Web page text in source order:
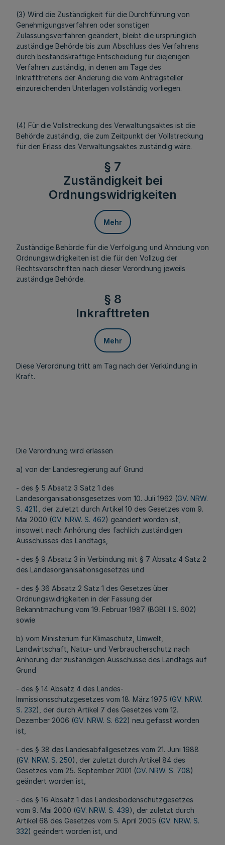
(3) Wird die Zuständigkeit für die Durchführung von
Genehmigungsverfahren oder sonstigen
Zulassungsverfahren geändert, bleibt die ursprünglich
zuständige Behörde bis zum Abschluss des Verfahrens
durch bestandskräftige Entscheidung für diejenigen
Verfahren zuständig, in denen am Tage des
Inkrafttretens der Änderung die vom Antragsteller
einzureichenden Unterlagen vollständig vorliegen.
(4) Für die Vollstreckung des Verwaltungsaktes ist die
Behörde zuständig, die zum Zeitpunkt der Vollstreckung
für den Erlass des Verwaltungsaktes zuständig wäre.
§ 7
Zuständigkeit bei
Ordnungswidrigkeiten
Mehr
Zuständige Behörde für die Verfolgung und Ahndung von
Ordnungswidrigkeiten ist die für den Vollzug der
Rechtsvorschriften nach dieser Verordnung jeweils
zuständige Behörde.
§ 8
Inkrafttreten
Mehr
Diese Verordnung tritt am Tag nach der Verkündung in
Kraft.
Die Verordnung wird erlassen
a) von der Landesregierung auf Grund
- des § 5 Absatz 3 Satz 1 des
Landesorganisationsgesetzes vom 10. Juli 1962 (GV. NRW.
S. 421), der zuletzt durch Artikel 10 des Gesetzes vom 9.
Mai 2000 (GV. NRW. S. 462) geändert worden ist,
insoweit nach Anhörung des fachlich zuständigen
Ausschusses des Landtags,
- des § 9 Absatz 3 in Verbindung mit § 7 Absatz 4 Satz 2
des Landesorganisationsgesetzes und
- des § 36 Absatz 2 Satz 1 des Gesetzes über
Ordnungswidrigkeiten in der Fassung der
Bekanntmachung vom 19. Februar 1987 (BGBl. I S. 602)
sowie
b) vom Ministerium für Klimaschutz, Umwelt,
Landwirtschaft, Natur- und Verbraucherschutz nach
Anhörung der zuständigen Ausschüsse des Landtags auf
Grund
- des § 14 Absatz 4 des Landes-
Immissionsschutzgesetzes vom 18. März 1975 (GV. NRW.
S. 232), der durch Artikel 7 des Gesetzes vom 12.
Dezember 2006 (GV. NRW. S. 622) neu gefasst worden
ist,
- des § 38 des Landesabfallgesetzes vom 21. Juni 1988
(GV. NRW. S. 250), der zuletzt durch Artikel 84 des
Gesetzes vom 25. September 2001 (GV. NRW. S. 708)
geändert worden ist,
- des § 16 Absatz 1 des Landesbodenschutzgesetzes
vom 9. Mai 2000 (GV. NRW. S. 439), der zuletzt durch
Artikel 68 des Gesetzes vom 5. April 2005 (GV. NRW. S.
332) geändert worden ist, und